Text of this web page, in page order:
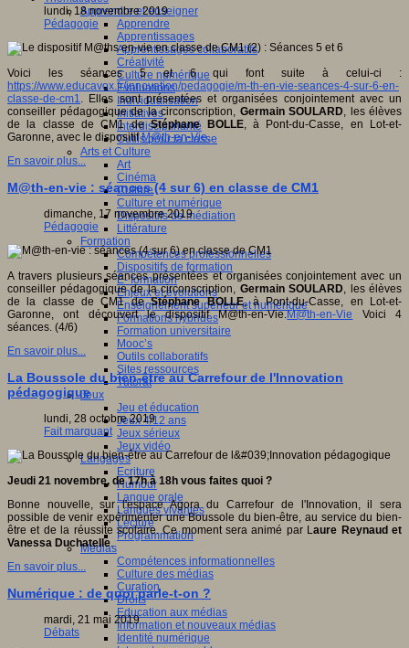
Apprendre et enseigner
Apprendre
Apprentissages
Apprentissages collaboratifs
Créativité
Culture numérique
Evaluations
Individualisation
Initiatives
Interdisciplinarité
Outils pour la classe
Arts et Culture
Art
Cinéma
Culture
Culture et numérique
Dispositifs de médiation
Littérature
Formation
Compétences professionnelles
Dispositifs de formation
E- formation
Enjeux et évolutions
Enseignement supérieur et numérique
Formations hybrides
Formation universitaire
Mooc’s
Outils collaboratifs
Sites ressources
Tutorat
Jeux
Jeu et éducation
Jeux 4/12 ans
Jeux sérieux
Jeux vidéo
Langages
Ecriture
Humour
Langue orale
Langues vivantes
Lecture
Programmation
Médias
Compétences informationnelles
Culture des médias
Curation
Droits
Education aux médias
Information et nouveaux médias
Identité numérique
lundi, 18 novembre 2019
Pédagogie
Voici les séances 5 et 6 qui font suite à celui-ci :
https://www.educavox.fr/innovation/pedagogie/m-th-en-vie-seances-4-sur-6-en-
classe-de-cm1. Elles sont présentées et organisées conjointement avec un
conseiller pédagogique de la circonscription, Germain SOULARD, les élèves
de la classe de CM1 deStéphane BOLLE, à Pont-du-Casse, en Lot-et-
Garonne, avec le dispositifM@th-en-Vie.
En savoir plus...
M@th-en-vie : séances (4 sur 6) en classe de CM1
dimanche, 17 novembre 2019
Pédagogie
A travers plusieurs séances présentées et organisées conjointement avec un
conseiller pédagogique de la circonscription, Germain SOULARD, les élèves
de la classe de CM1 deStéphane BOLLE, à Pont-du-Casse, en Lot-et-
Garonne, ont découvert le dispositif M@th-en-Vie.M@th-en-Vie
Voici 4
séances. (4/6)
En savoir plus...
La Boussole du bien-être au Carrefour de l'Innovation
pédagogique
lundi, 28 octobre 2019
Fait marquant
Jeudi 21 novembre, de 17h à 18h vous faites quoi ?
Bonne nouvelle, sur l'espace Agora du Carrefour de l'Innovation, il sera
possible de venir expérimenter une Boussole du bien-être, au service du bien-
être et de la réussite scolaire. Ce moment sera animé par Laure Reynaud et
Vanessa Duchatelle.
En savoir plus...
Numérique : de quoi parle-t-on ?
mardi, 21 mai 2019
Débats